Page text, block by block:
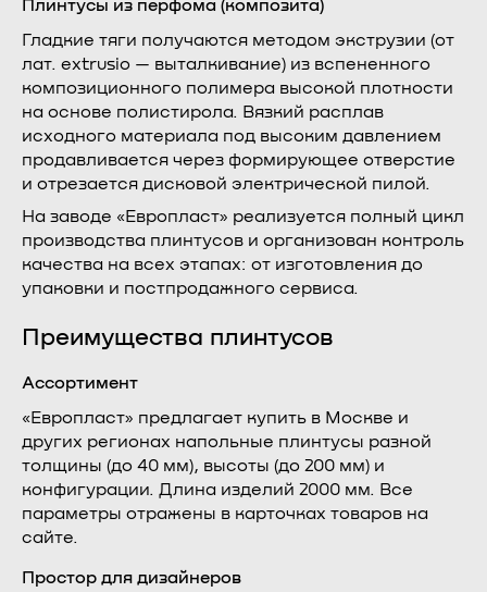
Плинтусы из перфома (композита)
Гладкие тяги получаются методом экструзии (от
лат. extrusio — выталкивание) из вспененного
композиционного полимера высокой плотности
на основе полистирола. Вязкий расплав
исходного материала под высоким давлением
продавливается через формирующее отверстие
и отрезается дисковой электрической пилой.
На заводе «Европласт» реализуется полный цикл
производства плинтусов и организован контроль
качества на всех этапах: от изготовления до
упаковки и постпродажного сервиса.
Преимущества плинтусов
Ассортимент
«Европласт» предлагает купить в Москве и
других регионах напольные плинтусы разной
толщины (до 40 мм), высоты (до 200 мм) и
конфигурации. Длина изделий 2000 мм. Все
параметры отражены в карточках товаров на
сайте.
Простор для дизайнеров